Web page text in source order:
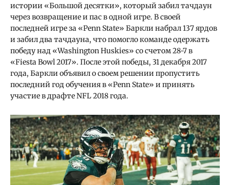
истории «Большой десятки», который забил тачдаун
через возвращение и пас в одной игре. В своей
последней игре за «Penn State» Баркли набрал 137 ярдов
и забил два тачдауна, что помогло команде одержать
победу над «Washington Huskies» со счетом 28-7 в
«Fiesta Bowl 2017». После этой победы, 31 декабря 2017
года, Баркли объявил о своем решении пропустить
последний год обучения в «Penn State» и принять
участие в драфте NFL 2018 года.